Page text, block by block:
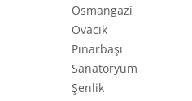
Osmangazi
Ovacık
Pınarbaşı
Sanatoryum
Şenlik